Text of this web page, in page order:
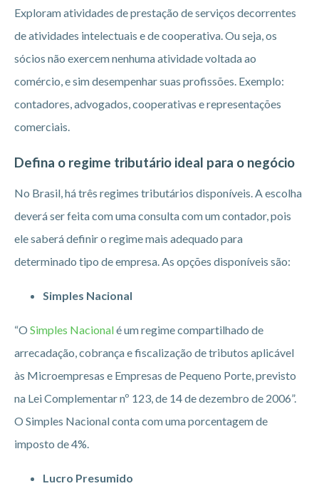
Exploram atividades de prestação de serviços decorrentes
de atividades intelectuais e de cooperativa. Ou seja, os
sócios não exercem nenhuma atividade voltada ao
comércio, e sim desempenhar suas profissões. Exemplo:
contadores, advogados, cooperativas e representações
comerciais.
Defina o regime tributário ideal para o negócio
No Brasil, há três regimes tributários disponíveis. A escolha
deverá ser feita com uma consulta com um contador, pois
ele saberá definir o regime mais adequado para
determinado tipo de empresa. As opções disponíveis são:
Simples Nacional
“O Simples Nacionalé um regime compartilhado de
arrecadação, cobrança e fiscalização de tributos aplicável
às Microempresas e Empresas de Pequeno Porte, previsto
na Lei Complementar nº 123, de 14 de dezembro de 2006”.
O Simples Nacional conta com uma porcentagem de
imposto de 4%.
Lucro Presumido